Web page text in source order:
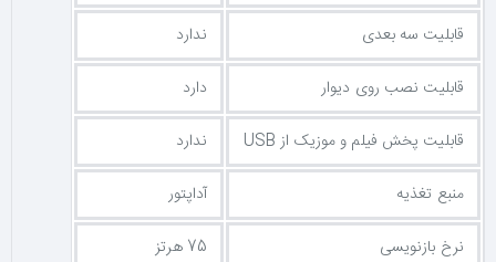
قابلیت سه بعدی
ندارد
قابلیت نصب روی دیوار
دارد
قابلیت پخش فیلم و موزیک از USB
ندارد
منبع تغذیه
آداپتور
نرخ بازنویسی
75 هرتز